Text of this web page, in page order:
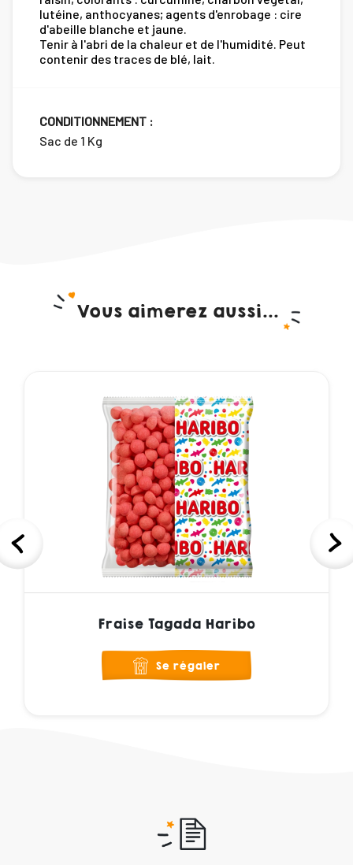
lutéine, anthocyanes; agents d'enrobage : cire
d'abeille blanche et jaune.
Tenir à l'abri de la chaleur et de l'humidité. Peut
contenir des traces de blé, lait.
CONDITIONNEMENT :
Sac de 1 Kg
Vous aimerez aussi...
Fraise Tagada Haribo
Se régaler